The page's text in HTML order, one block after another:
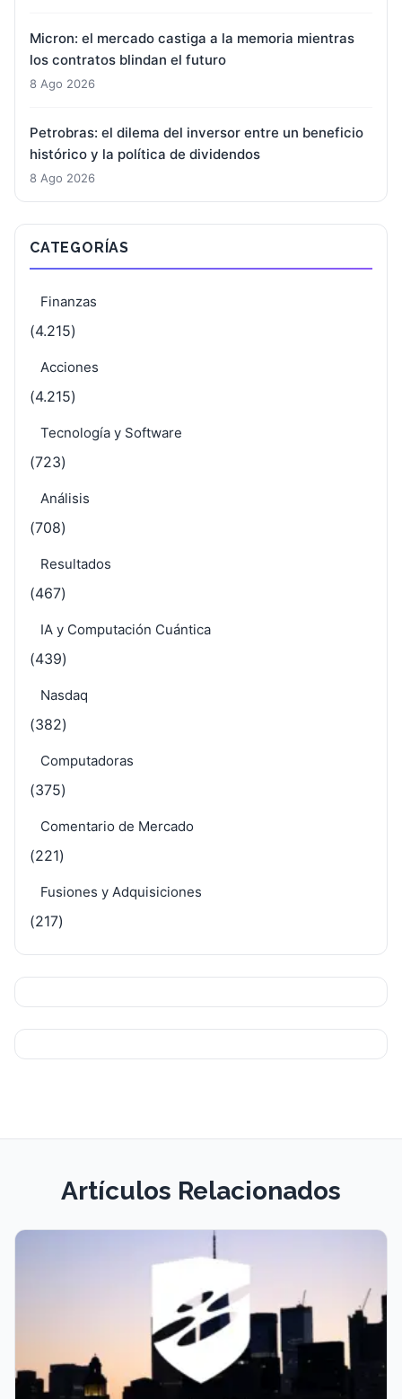
Micron: el mercado castiga a la memoria mientras
los contratos blindan el futuro
8 Ago 2026
Petrobras: el dilema del inversor entre un beneficio
histórico y la política de dividendos
8 Ago 2026
CATEGORÍAS
Finanzas
(4.215)
Acciones
(4.215)
Tecnología y Software
(723)
Análisis
(708)
Resultados
(467)
IA y Computación Cuántica
(439)
Nasdaq
(382)
Computadoras
(375)
Comentario de Mercado
(221)
Fusiones y Adquisiciones
(217)
Artículos Relacionados